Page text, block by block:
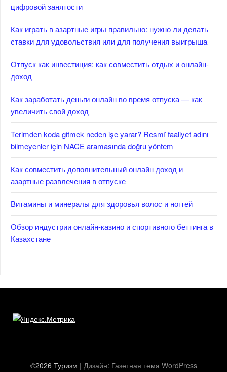
цифровой занятости
Как играть в азартные игры правильно: нужно ли делать
ставки для удовольствия или для получения выигрыша
Отпуск как инвестиция: как совместить отдых и онлайн-
доход
Как заработать деньги онлайн во время отпуска — как
увеличить свой доход
Terimden koda gitmek neden işe yarar? Resmî faaliyet adını
bilmeyenler için NACE aramasında doğru yöntem
Как совместить дополнительный онлайн доход и
азартные развлечения в отпуске
Витамины и минералы для здоровья волос и ногтей
Обзор индустрии онлайн-казино и спортивного беттинга в
Казахстане
©2026 Туризм | Дизайн: Газетная тема WordPress